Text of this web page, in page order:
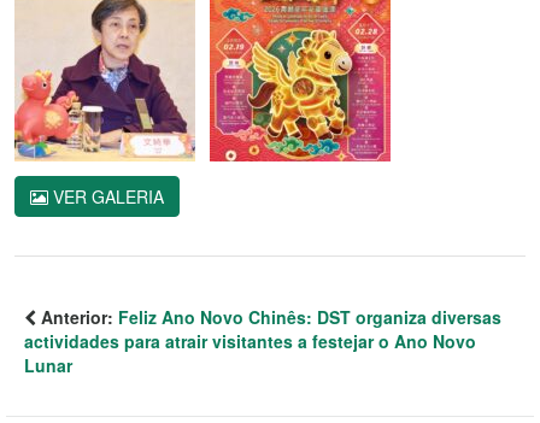
VER GALERIA
Anterior: Feliz Ano Novo Chinês: DST organiza diversas
actividades para atrair visitantes a festejar o Ano Novo
Lunar